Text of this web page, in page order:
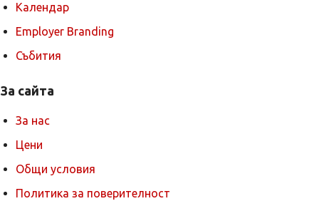
Календар
Employer Branding
Събития
За сайта
За нас
Цени
Общи условия
Политика за поверителност